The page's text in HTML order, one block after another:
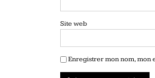
Site web
Enregistrer mon nom, mon